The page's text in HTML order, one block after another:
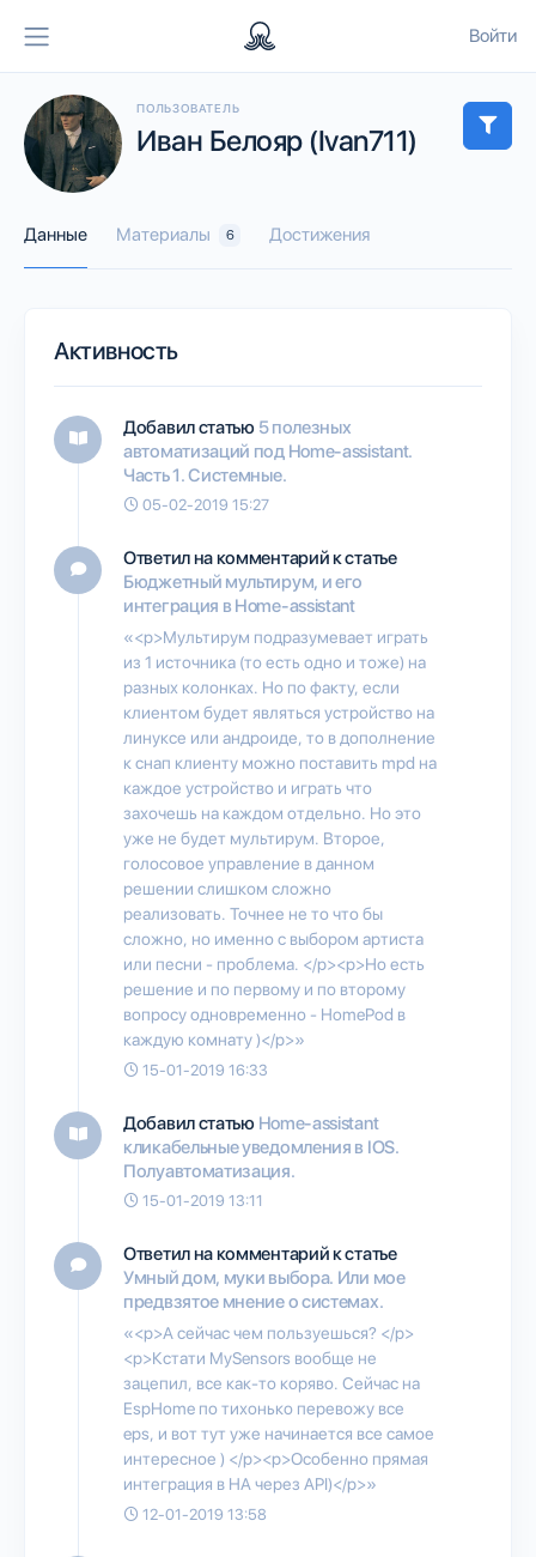
Войти
ПОЛЬЗОВАТЕЛЬ
Иван Белояр (Ivan711)
Данные Материалы 6 Достижения
Активность
Добавил статью 5 полезных
автоматизаций под Home-assistant.
Часть 1. Системные.
05-02-2019 15:27
Ответил на комментарий к статье
Бюджетный мультирум, и его
интеграция в Home-assistant
«<p>Мультирум подразумевает играть
из 1 источника (то есть одно и тоже) на
разных колонках. Но по факту, если
клиентом будет являться устройство на
линуксе или андроиде, то в дополнение
к снап клиенту можно поставить mpd на
каждое устройство и играть что
захочешь на каждом отдельно. Но это
уже не будет мультирум. Второе,
голосовое управление в данном
решении слишком сложно
реализовать. Точнее не то что бы
сложно, но именно с выбором артиста
или песни - проблема. </p><p>Но есть
решение и по первому и по второму
вопросу одновременно - HomePod в
каждую комнату )</p>»
15-01-2019 16:33
Добавил статью Home-assistant
кликабельные уведомления в IOS.
Полуавтоматизация.
15-01-2019 13:11
Ответил на комментарий к статье
Умный дом, муки выбора. Или мое
предвзятое мнение о системах.
«<p>А сейчас чем пользуешься? </p>
<p>Кстати MySensors вообще не
зацепил, все как-то коряво. Сейчас на
EspHome по тихонько перевожу все
eps, и вот тут уже начинается все самое
интересное ) </p><p>Особенно прямая
интеграция в HA через API)</p>»
12-01-2019 13:58